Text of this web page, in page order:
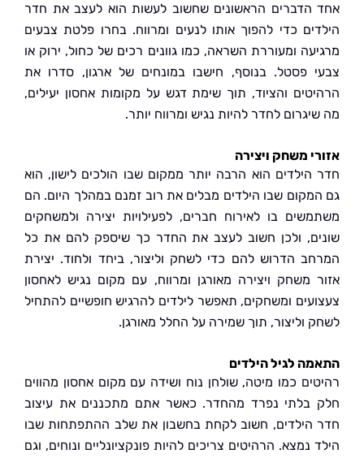
הראשונים שחשוב לעשות הוא לעצב את חדר
כדי להפוך אותו לנעים ומרווח. בחרו פלטת צבעים
ומעוררת השראה, כמו גוונים רכים של כחול, ירוק או
פסטל. בנוסף, חישבו במונחים של ארגון, סדרו את
והציוד, תוך שימת דגש על מקומות אחסון יעילים,
לחדר להיות נגיש ומרווח יותר.
משחק ויצירה
הוא הרבה יותר ממקום שבו הולכים לישון, הוא
שבו הילדים מבלים את רוב זמנם במהלך היום. הם
בו לאירוח חברים, לפעילויות יצירה ולמשחקים
ולכן חשוב לעצב את החדר כך שיספק להם את כל
הדרוש להם כדי לשחק וליצור, ביחד ולחוד. יצירת
משחק ויצירה מאורגן ומרווח, עם מקום נגיש לאחסון
ומשחקים, תאפשר לילדים להרגיש חופשיים להתחיל
וליצור, תוך שמירה על החלל מאורגן.
לגיל הילדים
כמו מיטה, שולחן נוח ושידה עם מקום אחסון מהווים
בלתי נפרד מהחדר. כאשר אתם מתכננים את עיצוב
חשוב לקחת בחשבון את שלב ההתפתחות שבו
נמצא. הרהיטים צריכים להיות פונקציונליים ונוחים, וגם